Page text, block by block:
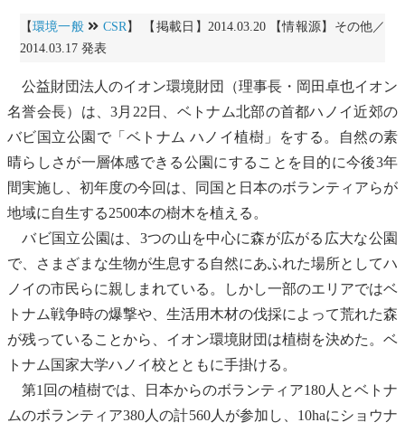
【環境一般 CSR 】 【掲載日】2014.03.20 【情報源】その他／
2014.03.17 発表
公益財団法人のイオン環境財団（理事長・岡田卓也イオン
名誉会長）は、3月22日、ベトナム北部の首都ハノイ近郊の
バビ国立公園 で「ベトナム ハノイ植樹」をする。自然の素
晴らしさが一層体感できる公園にすることを目的に今後3年
間実施し、初年度の今回は、同国と日本のボランティアらが
地域に自生する2500本の樹木を植える。
バビ国立公園 は、3つの山を中心に森が広がる広大な公園
で、さまざまな生物が生息する自然にあふれた場所としてハ
ノイの市民らに親しまれている。しかし一部のエリアではベ
トナム戦争時の爆撃や、生活用木材の伐採によって荒れた森
が残っていることから、イオン環境財団は植樹を決めた。ベ
トナム国家大学ハノイ校とともに手掛ける。
第1回の植樹では、日本からのボランティア180人とベトナ
ムのボランティア380人の計560人が参加し、10haにショウナ